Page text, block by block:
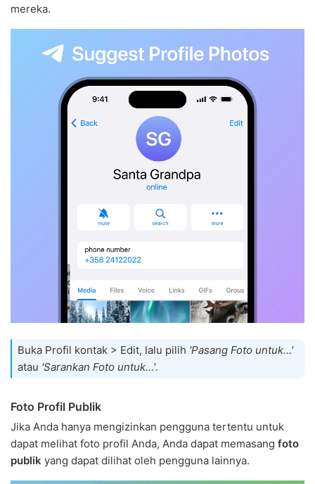
mereka.
Buka Profil kontak > Edit, lalu pilih 'Pasang Foto untuk…'
atau 'Sarankan Foto untuk…'.
Foto Profil Publik
Jika Anda hanya mengizinkan pengguna tertentu untuk
dapat melihat foto profil Anda, Anda dapat memasang foto
publik yang dapat dilihat oleh pengguna lainnya.